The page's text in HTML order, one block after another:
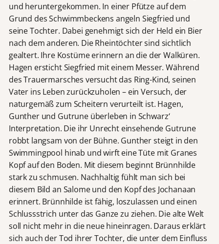
und heruntergekommen. In einer Pfütze auf dem
Grund des Schwimmbeckens angeln Siegfried und
seine Tochter. Dabei genehmigt sich der Held ein Bier
nach dem anderen. Die Rheintöchter sind sichtlich
gealtert. Ihre Kostüme erinnern an die der Walküren.
Hagen ersticht Siegfried mit einem Messer. Während
des Trauermarsches versucht das Ring-Kind, seinen
Vater ins Leben zurückzuholen – ein Versuch, der
naturgemäß zum Scheitern verurteilt ist. Hagen,
Gunther und Gutrune überleben in Schwarz‘
Interpretation. Die ihr Unrecht einsehende Gutrune
robbt langsam von der Bühne. Gunther steigt in den
Swimmingpool hinab und wirft eine Tüte mit Granes
Kopf auf den Boden. Mit diesem beginnt Brünnhilde
stark zu schmusen. Nachhaltig fühlt man sich bei
diesem Bild an Salome und den Kopf des Jochanaan
erinnert. Brünnhilde ist fähig, loszulassen und einen
Schlussstrich unter das Ganze zu ziehen. Die alte Welt
soll nicht mehr in die neue hineinragen. Daraus erklärt
sich auch der Tod ihrer Tochter, die unter dem Einfluss